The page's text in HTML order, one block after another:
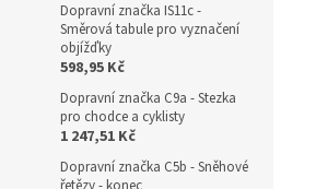
Dopravní značka IS11c -
Směrová tabule pro vyznačení
objížďky
598,95 Kč
Dopravní značka C9a - Stezka
pro chodce a cyklisty
1 247,51 Kč
Dopravní značka C5b - Sněhové